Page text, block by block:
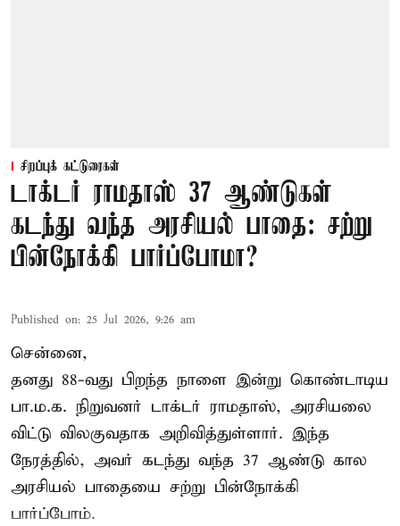
சிறப்புக் கட்டுரைகள்
டாக்டர் ராமதாஸ் 37 ஆண்டுகள்
கடந்து வந்த அரசியல் பாதை: சற்று
பின்நோக்கி பார்ப்போமா?
Published on: 25 Jul 2026, 9:26 am
சென்னை,
தனது 88-வது பிறந்த நாளை இன்று கொண்டாடிய
பா.ம.க. நிறுவனர் டாக்டர் ராமதாஸ், அரசியலை
விட்டு விலகுவதாக அறிவித்துள்ளார். இந்த
நேரத்தில், அவர் கடந்து வந்த 37 ஆண்டு கால
அரசியல் பாதையை சற்று பின்நோக்கி
பார்ப்போம்.